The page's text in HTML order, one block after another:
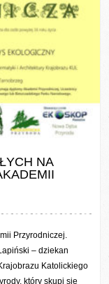
NA
Przyrodniczej.
– dziekan
Katolickiego
który skupi się